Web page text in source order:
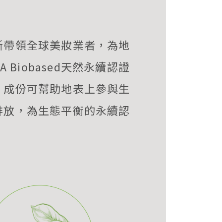
領全球美妝業者，為地
Biobased天然永續認證
份可幫助地表上參與生
，為生態平衡的永續認